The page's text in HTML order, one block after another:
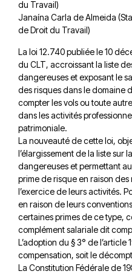
du Travail)
Janaína Carla de Almeida
de Droit du Travail)
La loi 12.740 publiée le 10
du CLT, accroissant la liste
dangereuses et exposant le
des risques dans le domaine
compter les vols ou toute
dans les activités
patrimoniale.
La nouveauté de cette loi,
l’élargissement de la liste sur
dangereuses et permettant
prime de risque en raison
l’exercice de leurs activités.
en raison de leurs
certaines primes de ce type,
complément salariale dit
L’adoption du § 3° de l’article
compensation, soit le
La Constitution Fédérale de